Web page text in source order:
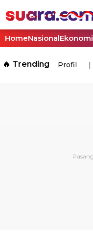
HomeNasionalEkonomi
🔥 Trending Profil